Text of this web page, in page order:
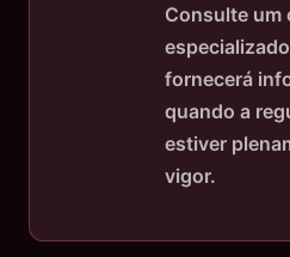
Consulte um
fornecerá
quando a
estiver
vigor.